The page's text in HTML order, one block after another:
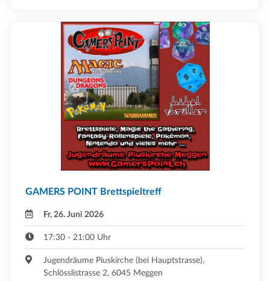
GAMERS POINT Brettspieltreff
Fr, 26. Juni 2026
17:30 - 21:00 Uhr
Jugendräume Piuskirche (bei Hauptstrasse),
Schlösslistrasse 2, 6045 Meggen